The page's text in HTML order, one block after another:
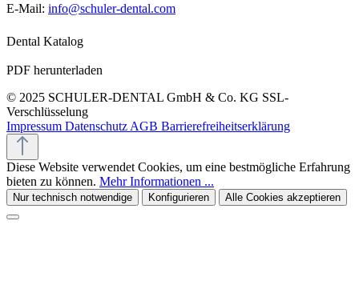
E-Mail: info@schuler-dental.com
Dental Katalog
PDF herunterladen
© 2025 SCHULER-DENTAL GmbH & Co. KG SSL-
Verschlüsselung
Impressum Datenschutz AGB Barrierefreiheitserklärung
Diese Website verwendet Cookies, um eine bestmögliche Erfahrung
bieten zu können. Mehr Informationen ...
Nur technisch notwendige Konfigurieren Alle Cookies akzeptieren